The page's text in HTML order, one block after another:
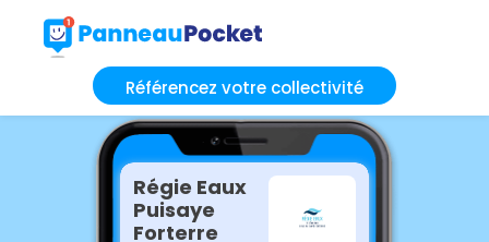
Référencez votre collectivité
Régie Eaux
Puisaye
Forterre